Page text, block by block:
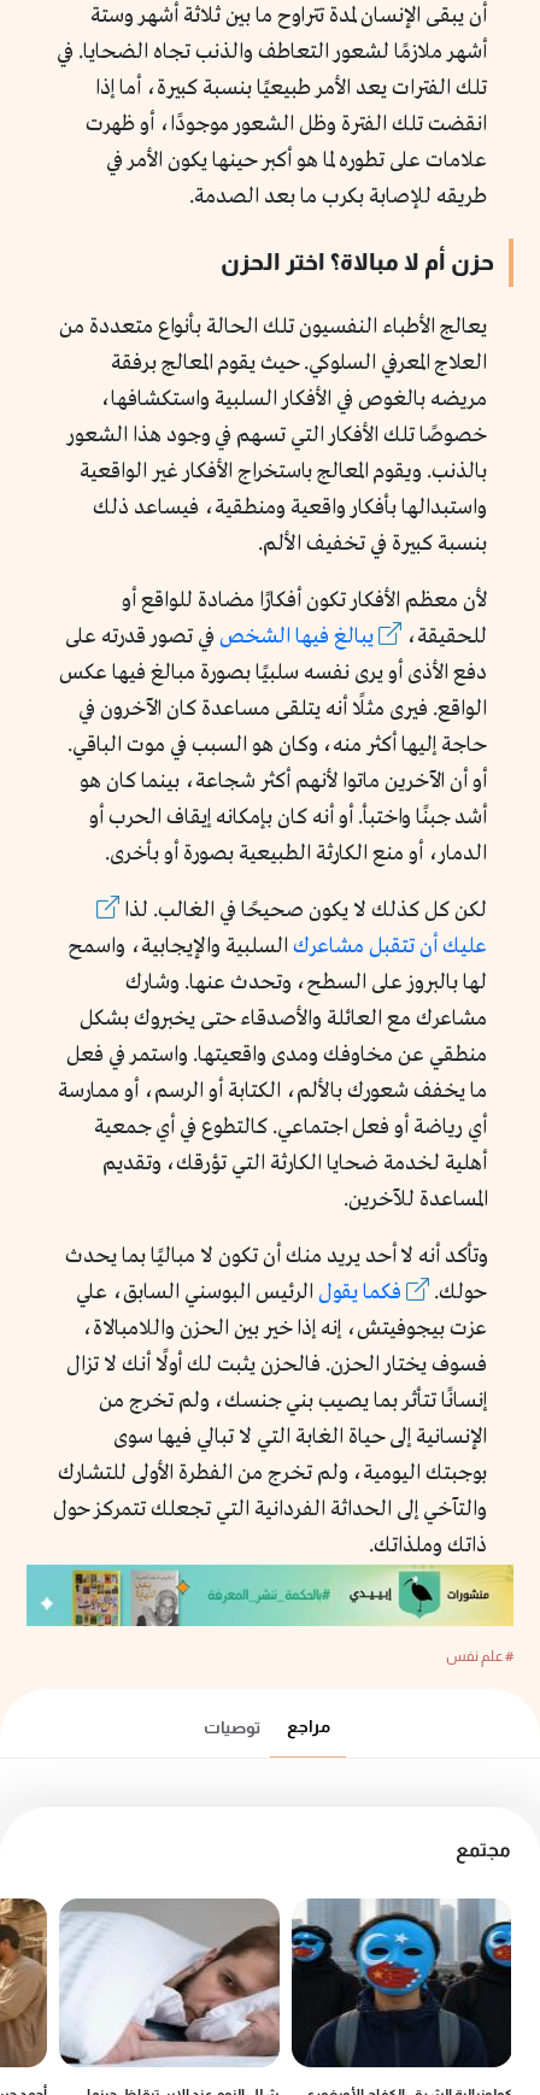
أن يبقى الإنسان لمدة تتراوح ما بين ثلاثة أشهر وستة
أشهر ملازمًا لشعور التعاطف والذنب تجاه الضحايا. في
تلك الفترات يعد الأمر طبيعيًا بنسبة كبيرة، أما إذا
انقضت تلك الفترة وظل الشعور موجودًا، أو ظهرت
علامات على تطوره لما هو أكبر حينها يكون الأمر في
طريقه للإصابة بكرب ما بعد الصدمة.
حزن أم لا مبالاة؟ اختر الحزن
يعالج الأطباء النفسيون تلك الحالة بأنواع متعددة من
العلاج المعرفي السلوكي. حيث يقوم المعالج برفقة
مريضه بالغوص في الأفكار السلبية واستكشافها،
خصوصًا تلك الأفكار التي تسهم في وجود هذا الشعور
بالذنب. ويقوم المعالج باستخراج الأفكار غير الواقعية
واستبدالها بأفكار واقعية ومنطقية، فيساعد ذلك
بنسبة كبيرة في تخفيف الألم.
لأن معظم الأفكار تكون أفكارًا مضادة للواقع أو
للحقيقة،
يبالغ فيها الشخص في تصور قدرته على
دفع الأذى أو يرى نفسه سلبيًا بصورة مبالغ فيها عكس
الواقع. فيرى مثلًا أنه يتلقى مساعدة كان الآخرون في
حاجة إليها أكثر منه، وكان هو السبب في موت الباقي.
أو أن الآخرين ماتوا لأنهم أكثر شجاعة، بينما كان هو
أشد جبنًا واختبأ. أو أنه كان بإمكانه إيقاف الحرب أو
الدمار، أو منع الكارثة الطبيعية بصورة أو بأخرى.
لكن كل كذلك لا يكون صحيحًا في الغالب. لذا
عليك أن تتقبل مشاعرك السلبية والإيجابية، واسمح
لها بالبروز على السطح، وتحدث عنها. وشارك
مشاعرك مع العائلة والأصدقاء حتى يخبروك بشكل
منطقي عن مخاوفك ومدى واقعيتها. واستمر في فعل
ما يخفف شعورك بالألم، الكتابة أو الرسم، أو ممارسة
أي رياضة أو فعل اجتماعي. كالتطوع في أي جمعية
أهلية لخدمة ضحايا الكارثة التي تؤرقك، وتقديم
المساعدة للآخرين.
وتأكد أنه لا أحد يريد منك أن تكون لا مباليًا بما يحدث
حولك.
فكما يقول الرئيس البوسني السابق، علي
عزت بيجوفيتش، إنه إذا خير بين الحزن واللامبالاة،
فسوف يختار الحزن. فالحزن يثبت لك أولًا أنك لا تزال
إنسانًا تتأثر بما يصيب بني جنسك، ولم تخرج من
الإنسانية إلى حياة الغابة التي لا تبالي فيها سوى
بوجبتك اليومية، ولم تخرج من الفطرة الأولى للتشارك
والتآخي إلى الحداثة الفردانية التي تجعلك تتمركز حول
ذاتك وملذاتك.
# علم نفس
مراجع توصيات
مجتمع